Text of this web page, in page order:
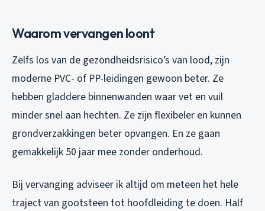
Waarom vervangen loont
Zelfs los van de gezondheidsrisico’s van lood, zijn
moderne PVC- of PP-leidingen gewoon beter. Ze
hebben gladdere binnenwanden waar vet en vuil
minder snel aan hechten. Ze zijn flexibeler en kunnen
grondverzakkingen beter opvangen. En ze gaan
gemakkelijk 50 jaar mee zonder onderhoud.
Bij vervanging adviseer ik altijd om meteen het hele
traject van gootsteen tot hoofdleiding te doen. Half